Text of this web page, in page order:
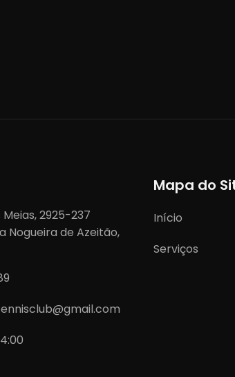
2925-237
Nogueira de Azeitão,
Mapa do
Início
Serviços